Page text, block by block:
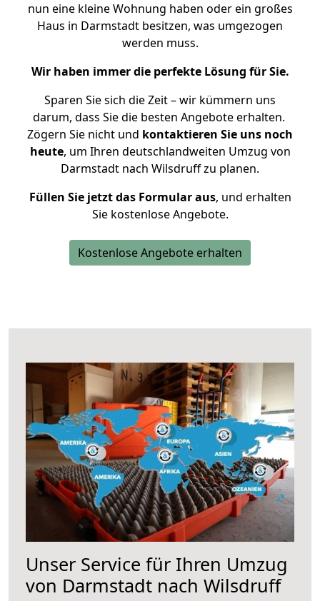
nun eine kleine Wohnung haben oder ein großes
Haus in Darmstadt besitzen, was umgezogen
werden muss.
Wir haben immer die perfekte Lösung für Sie.
Sparen Sie sich die Zeit – wir kümmern uns
darum, dass Sie die besten Angebote erhalten.
Zögern Sie nicht und kontaktieren Sie uns noch
heute, um Ihren deutschlandweiten Umzug von
Darmstadt nach Wilsdruff zu planen.
Füllen Sie jetzt das Formular aus, und erhalten
Sie kostenlose Angebote.
Kostenlose Angebote erhalten
Unser Service für Ihren Umzug
von Darmstadt nach Wilsdruff